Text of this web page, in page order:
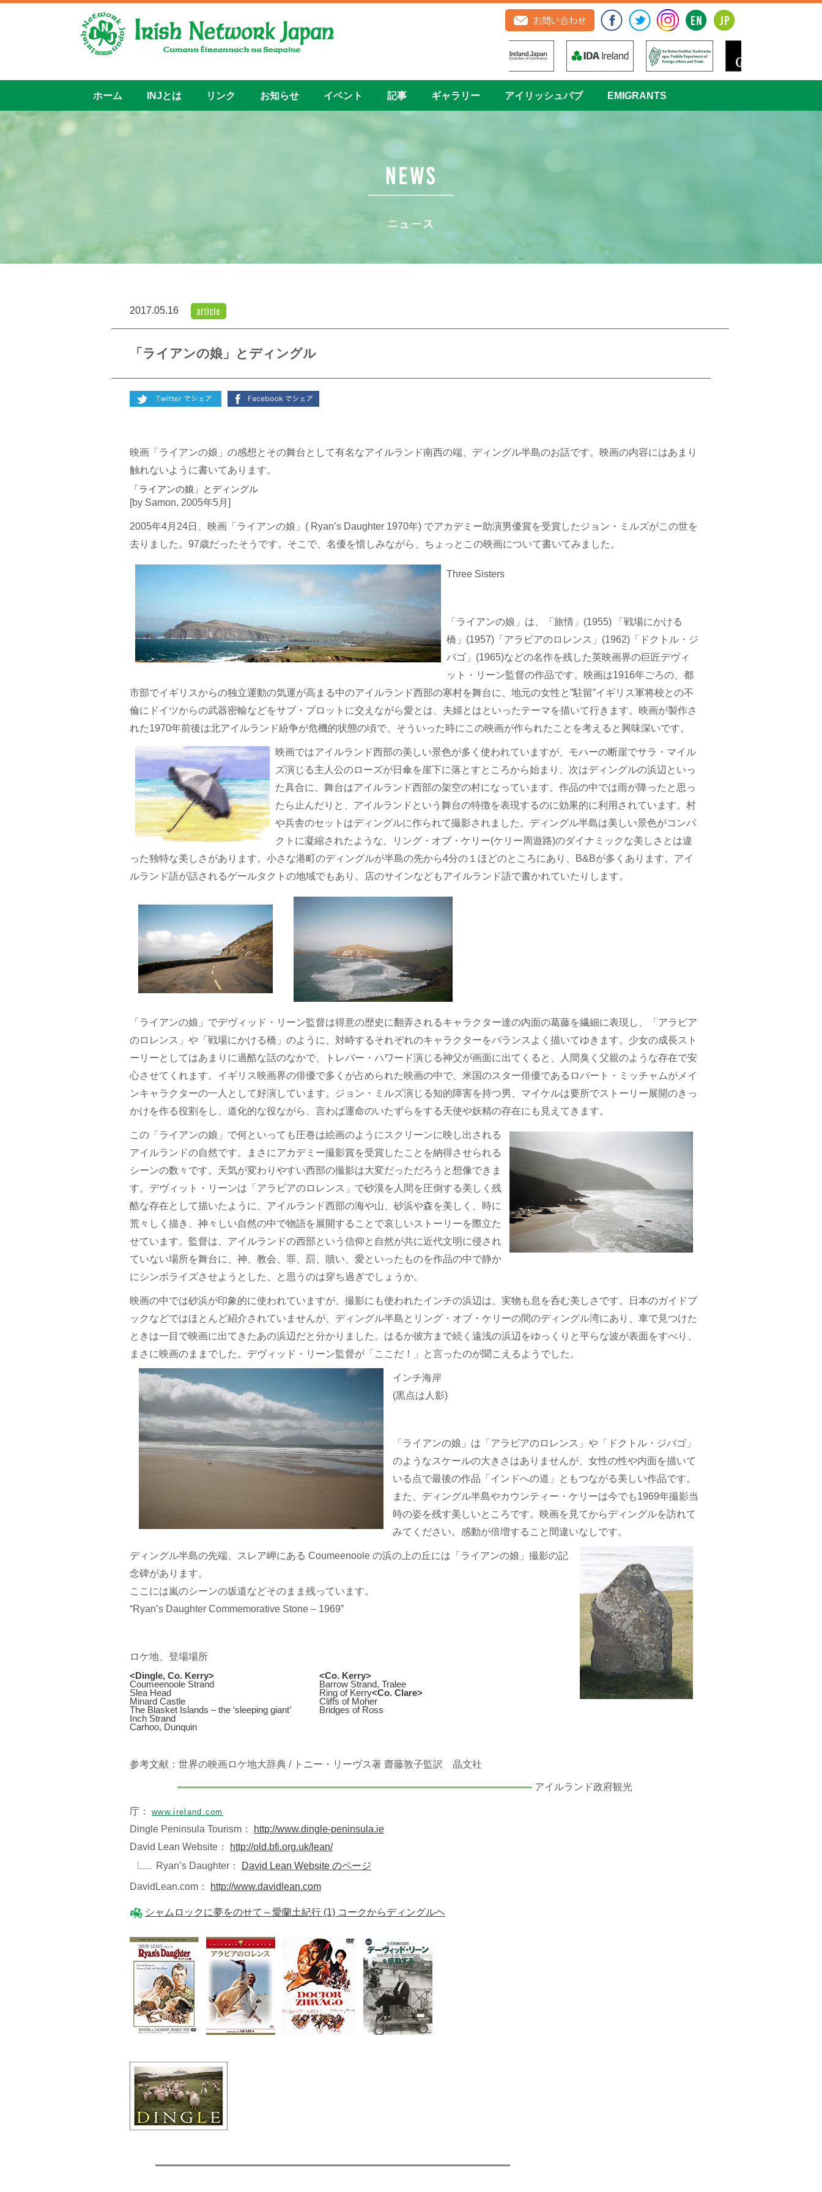
ホーム INJとは リンク お知らせ イベント 記事 ギャラリー アイリッシュパブ EMIGRANTS
2017.05.16
「ライアンの娘」とディングル
映画「ライアンの娘」の感想とその舞台として有名なアイルランド南西の端、ディングル半島のお話です。映画の内容にはあまり
触れないように書いてあります。
「ライアンの娘」とディングル
[by Samon, 2005年5月]
2005年4月24日、映画「ライアンの娘」( Ryan’s Daughter 1970年) でアカデミー助演男優賞を受賞したジョン・ミルズがこの世を
去りました。97歳だったそうです。そこで、名優を惜しみながら、ちょっとこの映画について書いてみました。
Three Sisters
「ライアンの娘」は、「旅情」(1955) 「戦場にかける
橋」(1957)「アラビアのロレンス」(1962)「ドクトル・ジ
バゴ」(1965)などの名作を残した英映画界の巨匠デヴィ
ット・リーン監督の作品です。映画は1916年ごろの、都
市部でイギリスからの独立運動の気運が高まる中のアイルランド西部の寒村を舞台に、地元の女性と”駐留”イギリス軍将校との不
倫にドイツからの武器密輸などをサブ・プロットに交えながら愛とは、夫婦とはといったテーマを描いて行きます。映画が製作さ
れた1970年前後は北アイルランド紛争が危機的状態の頃で、そういった時にこの映画が作られたことを考えると興味深いです。
映画ではアイルランド西部の美しい景色が多く使われていますが、モハーの断崖でサラ・マイル
ズ演じる主人公のローズが日傘を崖下に落とすところから始まり、次はディングルの浜辺といっ
た具合に、舞台はアイルランド西部の架空の村になっています。作品の中では雨が降ったと思っ
たら止んだりと、アイルランドという舞台の特徴を表現するのに効果的に利用されています。村
や兵舎のセットはディングルに作られて撮影されました。ディングル半島は美しい景色がコンパ
クトに凝縮されたような、リング・オブ・ケリー(ケリー周遊路)のダイナミックな美しさとは違
った独特な美しさがあります。小さな港町のディングルが半島の先から4分の１ほどのところにあり、B&Bが多くあります。アイ
ルランド語が話されるゲールタクトの地域でもあり、店のサインなどもアイルランド語で書かれていたりします。
「ライアンの娘」でデヴィッド・リーン監督は得意の歴史に翻弄されるキャラクター達の内面の葛藤を繊細に表現し、「アラビア
のロレンス」や「戦場にかける橋」のように、対峙するそれぞれのキャラクターをバランスよく描いてゆきます。少女の成長スト
ーリーとしてはあまりに過酷な話のなかで、トレバー・ハワード演じる神父が画面に出てくると、人間臭く父親のような存在で安
心させてくれます。イギリス映画界の俳優で多くが占められた映画の中で、米国のスター俳優であるロバート・ミッチャムがメイ
ンキャラクターの一人として好演しています。ジョン・ミルズ演じる知的障害を持つ男、マイケルは要所でストーリー展開のきっ
かけを作る役割をし、道化的な役ながら、言わば運命のいたずらをする天使や妖精の存在にも見えてきます。
この「ライアンの娘」で何といっても圧巻は絵画のようにスクリーンに映し出される
アイルランドの自然です。まさにアカデミー撮影賞を受賞したことを納得させられる
シーンの数々です。天気が変わりやすい西部の撮影は大変だっただろうと想像できま
す。デヴィット・リーンは「アラビアのロレンス」で砂漠を人間を圧倒する美しく残
酷な存在として描いたように、アイルランド西部の海や山、砂浜や森を美しく、時に
荒々しく描き、神々しい自然の中で物語を展開することで哀しいストーリーを際立た
せています。監督は、アイルランドの西部という信仰と自然が共に近代文明に侵され
ていない場所を舞台に、神、教会、罪、罰、贖い、愛といったものを作品の中で静か
にシンボライズさせようとした、と思うのは穿ち過ぎでしょうか。
映画の中では砂浜が印象的に使われていますが、撮影にも使われたインチの浜辺は、実物も息を呑む美しさです。日本のガイドブ
ックなどではほとんど紹介されていませんが、ディングル半島とリング・オブ・ケリーの間のディングル湾にあり、車で見つけた
ときは一目で映画に出てきたあの浜辺だと分かりました。はるか彼方まで続く遠浅の浜辺をゆっくりと平らな波が表面をすべり、
まさに映画のままでした。デヴィッド・リーン監督が「ここだ！」と言ったのが聞こえるようでした。
インチ海岸
(黒点は人影)
「ライアンの娘」は「アラビアのロレンス」や「ドクトル・ジバゴ」
のようなスケールの大きさはありませんが、女性の性や内面を描いて
いる点で最後の作品「インドへの道」ともつながる美しい作品です。
また、ディングル半島やカウンティー・ケリーは今でも1969年撮影当
時の姿を残す美しいところです。映画を見てからディングルを訪れて
みてください。感動が倍増すること間違いなしです。
ディングル半島の先端、スレア岬にある Coumeenoole の浜の上の丘には「ライアンの娘」撮影の記
念碑があります。
ここには嵐のシーンの坂道などそのまま残っています。
“Ryan’s Daughter Commemorative Stone – 1969”
ロケ地、登場場所
<Dingle, Co. Kerry>
Coumeenoole Strand
Slea Head
Minard Castle
The Blasket Islands – the ‘sleeping giant’
Inch Strand
Carhoo, Dunquin
<Co. Kerry>
Barrow Strand, Tralee
Ring of Kerry<Co. Clare>
Cliffs of Moher
Bridges of Ross
参考文献：世界の映画ロケ地大辞典 / トニー・リーヴス著 齋藤敦子監訳 晶文社
アイルランド政府観光
庁： www.ireland.com
Dingle Peninsula Tourism： http://www.dingle-peninsula.ie
David Lean Website： http://old.bfi.org.uk/lean/
Ryan’s Daughter： David Lean Website のページ
DavidLean.com： http://www.davidlean.com
シャムロックに夢をのせて～愛蘭土紀行 (1) コークからディングルヘ